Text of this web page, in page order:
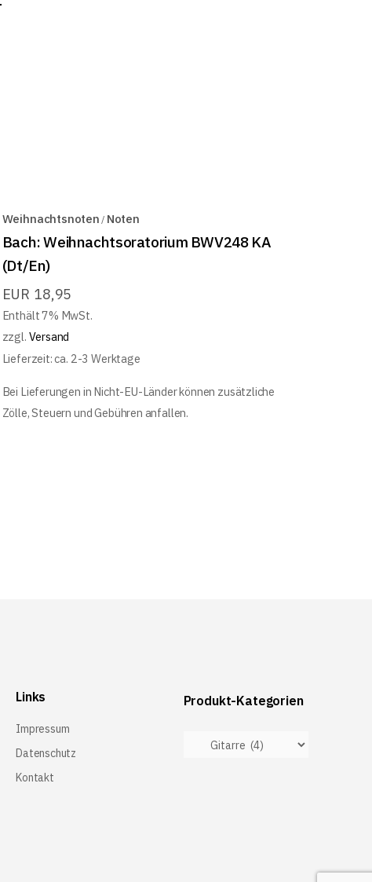
Weihnachtsnoten Noten
Bach: Weihnachtsoratorium BWV248 KA
(Dt/En)
EUR 18,95
Enthält 7% MwSt.
zzgl. Versand
Lieferzeit: ca. 2-3 Werktage
Bei Lieferungen in Nicht-EU-Länder können zusätzliche
Zölle, Steuern und Gebühren anfallen.
Links
Impressum
Datenschutz
Kontakt
Produkt-Kategorien